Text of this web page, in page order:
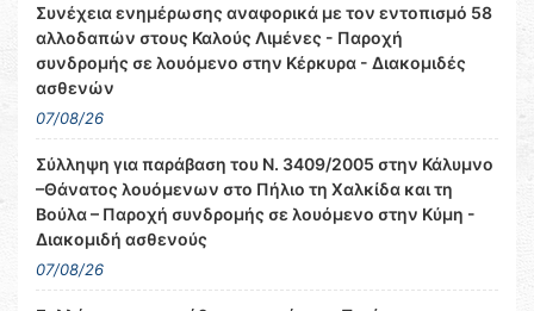
Συνέχεια ενημέρωσης αναφορικά με τον εντοπισμό 58
αλλοδαπών στους Καλούς Λιμένες - Παροχή
συνδρομής σε λουόμενο στην Κέρκυρα - Διακομιδές
ασθενών
07/08/26
Σύλληψη για παράβαση του Ν. 3409/2005 στην Κάλυμνο
–Θάνατος λουόμενων στο Πήλιο τη Χαλκίδα και τη
Βούλα – Παροχή συνδρομής σε λουόμενο στην Κύμη -
Διακομιδή ασθενούς
07/08/26